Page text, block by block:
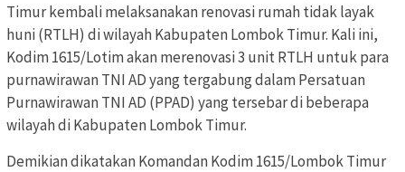
Timur kembali melaksanakan renovasi rumah tidak layak
huni (RTLH) di wilayah Kabupaten Lombok Timur. Kali ini,
Kodim 1615/Lotim akan merenovasi 3 unit RTLH untuk para
purnawirawan TNI AD yang tergabung dalam Persatuan
Purnawirawan TNI AD (PPAD) yang tersebar di beberapa
wilayah di Kabupaten Lombok Timur.
Demikian dikatakan Komandan Kodim 1615/Lombok Timur